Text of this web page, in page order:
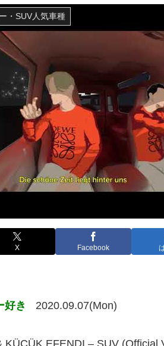
・SUV人気車種
X Facebook
好き 2020.09.07(Mon)